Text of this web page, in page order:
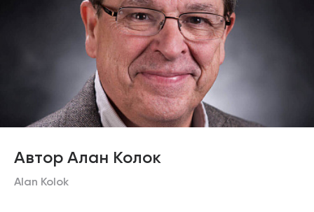
Автор Алан Колок
Alan Kolok